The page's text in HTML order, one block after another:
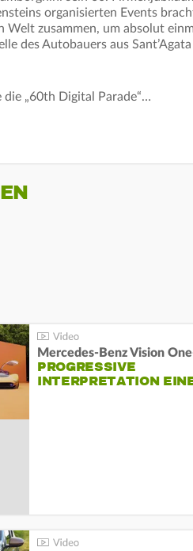
organisierten Events
Welt zusammen, um absolut
des Autobauers aus
die „60th Digital Parade“…
Mercedes-Benz Vision
PROGRESSIVE
INTERPRETATION